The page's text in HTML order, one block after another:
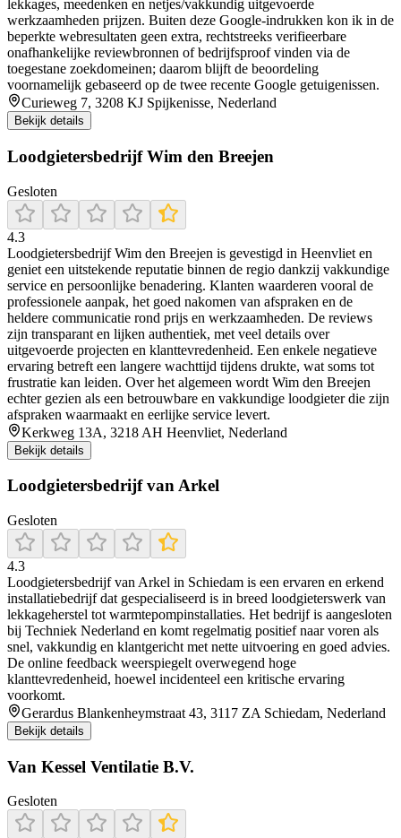
lekkages, meedenken en netjes/vakkundig uitgevoerde
werkzaamheden prijzen. Buiten deze Google-indrukken kon ik in de
beperkte webresultaten geen extra, rechtstreeks verifieerbare
onafhankelijke reviewbronnen of bedrijfsproof vinden via de
toegestane zoekdomeinen; daarom blijft de beoordeling
voornamelijk gebaseerd op de twee recente Google getuigenissen.
Curieweg 7, 3208 KJ Spijkenisse, Nederland
Bekijk details
Loodgietersbedrijf Wim den Breejen
Gesloten
4.3
Loodgietersbedrijf Wim den Breejen is gevestigd in Heenvliet en
geniet een uitstekende reputatie binnen de regio dankzij vakkundige
service en persoonlijke benadering. Klanten waarderen vooral de
professionele aanpak, het goed nakomen van afspraken en de
heldere communicatie rond prijs en werkzaamheden. De reviews
zijn transparant en lijken authentiek, met veel details over
uitgevoerde projecten en klanttevredenheid. Een enkele negatieve
ervaring betreft een langere wachttijd tijdens drukte, wat soms tot
frustratie kan leiden. Over het algemeen wordt Wim den Breejen
echter gezien als een betrouwbare en vakkundige loodgieter die zijn
afspraken waarmaakt en eerlijke service levert.
Kerkweg 13A, 3218 AH Heenvliet, Nederland
Bekijk details
Loodgietersbedrijf van Arkel
Gesloten
4.3
Loodgietersbedrijf van Arkel in Schiedam is een ervaren en erkend
installatiebedrijf dat gespecialiseerd is in breed loodgieterswerk van
lekkageherstel tot warmtepompinstallaties. Het bedrijf is aangesloten
bij Techniek Nederland en komt regelmatig positief naar voren als
snel, vakkundig en klantgericht met nette uitvoering en goed advies.
De online feedback weerspiegelt overwegend hoge
klanttevredenheid, hoewel incidenteel een kritische ervaring
voorkomt.
Gerardus Blankenheymstraat 43, 3117 ZA Schiedam, Nederland
Bekijk details
Van Kessel Ventilatie B.V.
Gesloten